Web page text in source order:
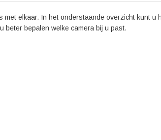
met elkaar. In het onderstaande overzicht kunt
beter bepalen welke camera bij u past.